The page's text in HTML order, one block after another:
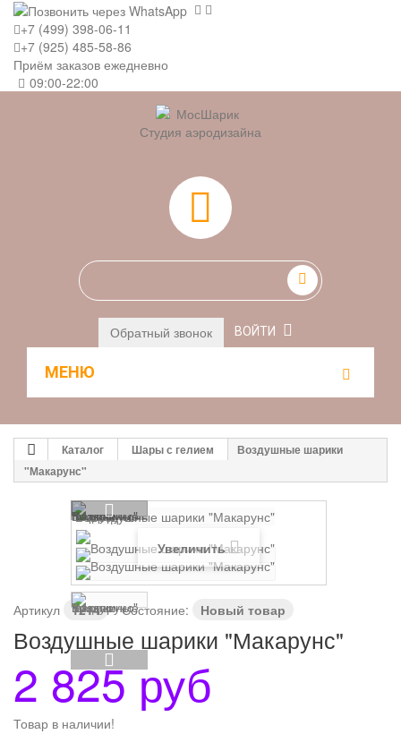
+7 (499) 398-06-11
+7 (925) 485-58-86
Приём заказов ежедневно
09:00-22:00
Студия аэродизайна
Обратный звонок ВОЙТИ
МЕНЮ
Каталог Шары с гелием
Воздушные шарики
"Макарунс"
Увеличить
Артикул 1214 Состояние: Новый товар
Воздушные шарики "Макарунс"
2 825 руб
Товар в наличии!